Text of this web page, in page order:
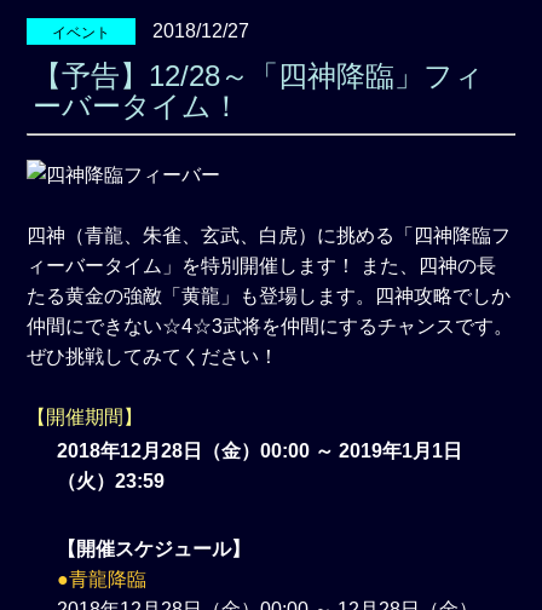
イベント 2018/12/27
【予告】12/28～「四神降臨」フィ
ーバータイム！
四神（青龍、朱雀、玄武、白虎）に挑める「四神降臨フ
ィーバータイム」を特別開催します！ また、四神の長
たる黄金の強敵「黄龍」も登場します。四神攻略でしか
仲間にできない☆4☆3武将を仲間にするチャンスです。
ぜひ挑戦してみてください！
【開催期間】
2018年12月28日（金）00:00 ～ 2019年1月1日
（火）23:59
【開催スケジュール】
●青龍降臨